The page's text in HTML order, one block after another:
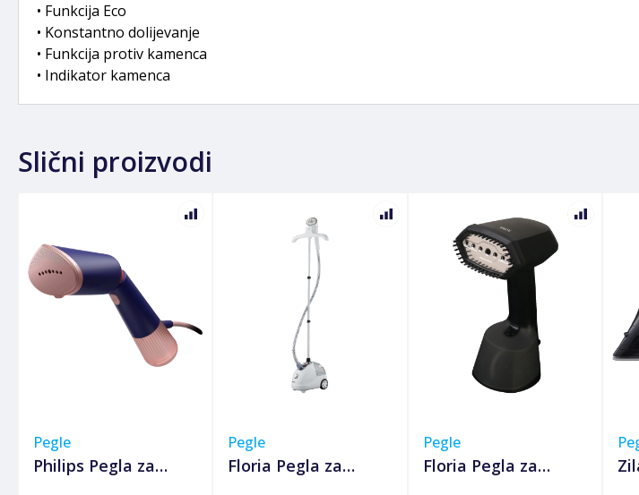
• Funkcija Eco
• Konstantno dolijevanje
• Funkcija protiv kamenca
• Indikator kamenca
Slični proizvodi
Pegle
Philips Pegla za
Pegle
Floria Pegla za
Pegle
Floria Pegla za